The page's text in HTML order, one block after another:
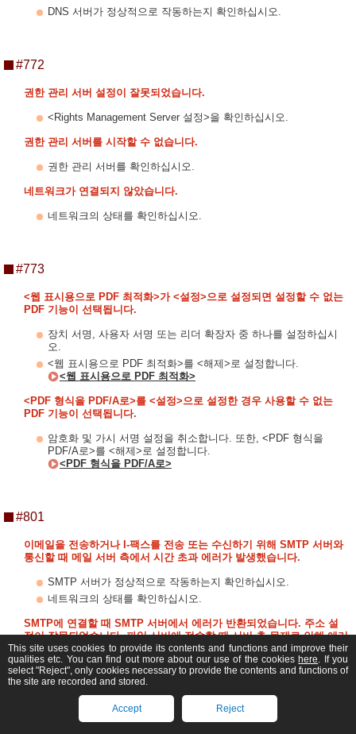
DNS 서버가 정상적으로 작동하는지 확인하십시오.
#772
권한 관리 서버 설정이 잘못되었습니다.
<Rights Management Server 설정>을 확인하십시오.
권한 관리 서버를 시작할 수 없습니다.
권한 관리 서버를 확인하십시오.
네트워크가 연결되지 않았습니다.
네트워크의 상태를 확인하십시오.
#773
<웹 표시용으로 PDF 최적화>가 <설정>으로 설정되면 설정할 수 없는
PDF 기능이 선택됩니다.
장치 서명, 사용자 서명 또는 리더 확장자 중 하나를 설정하십시
오.
<웹 표시용으로 PDF 최적화>를 <해제>로 설정합니다.
<웹 표시용으로 PDF 최적화>
<PDF 형식을 PDF/A로>를 <설정>으로 설정한 경우 사용할 수 없는
PDF 기능이 선택됩니다.
암호화 및 가시 서명 설정을 취소합니다. 또한, <PDF 형식을
PDF/A로>를 <해제>로 설정합니다.
<PDF 형식을 PDF/A로>
#801
이메일을 전송하거나 I-팩스를 전송 또는 수신하기 위해 SMTP 서버와
통신할 때 메일 서버 측에서 시간 초과 에러가 발생했습니다.
SMTP 서버가 정상적으로 작동하는지 확인하십시오.
네트워크의 상태를 확인하십시오.
SMTP에 연결할 때 SMTP 서버에서 에러가 반환되었습니다. 주소 설
정이 잘못되었습니다. 파일 서버에 전송할 때 서버 측 문제로 인해 에러
가 발생했습니다.
SMTP가 정상 작동하는지, 네트워크의 상태, 수신인 설정 및 파일
서버의 상태 및 설정을 확인하십시오.
이메일 전송 시 필요한 사용자 이름 및 비밀번호를 설정하지 않았습니
This site uses cookies to provide its contents and functions and improve their
qualities etc. You can find out more about our use of the cookies here. If you
select "Reject", only cookies necessary to provide the contents and functions of
the site are recorded and stored.
Accept Reject